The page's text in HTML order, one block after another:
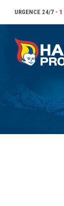
URGENCE 24/7 - 1